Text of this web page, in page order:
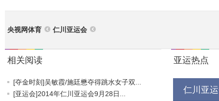
央视网体育 仁川亚运会
相关阅读
[夺金时刻]吴敏霞/施廷懋夺得跳水女子双...
[亚运会]2014年仁川亚运会9月28日...
亚运热点
仁川亚